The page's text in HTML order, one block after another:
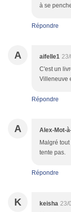
à se
Répondre
A aifelle1
C'est un
Villeneuve
Répondre
A Alex-Mot-
Malgré
tente pas.
Répondre
K keisha 23/